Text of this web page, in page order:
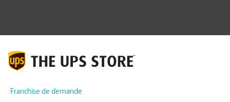
Franchise de demande